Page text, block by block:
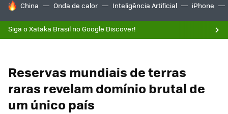
TENDÊNCIAS DO DIA
China Onda de calor Inteligência Artificial iPhone
Siga o Xataka Brasil no Google Discover!
Reservas mundiais de terras
raras revelam domínio brutal de
um único país